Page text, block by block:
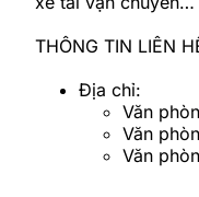
THÔNG TIN LIÊN
Địa chỉ:
Văn
Văn
Văn